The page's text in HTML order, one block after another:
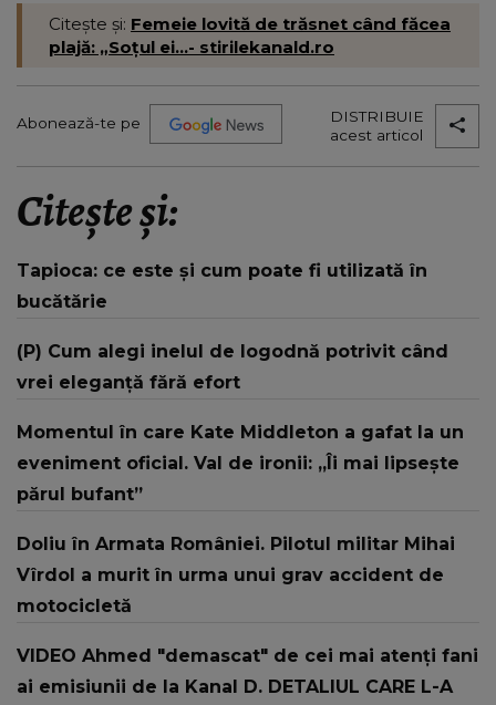
Citește și: Femeie lovită de trăsnet când făcea
plajă: „Soțul ei...- stirilekanald.ro
Abonează-te pe
DISTRIBUIE
acest articol
Citește și:
Tapioca: ce este și cum poate fi utilizată în
bucătărie
(P) Cum alegi inelul de logodnă potrivit când
vrei eleganță fără efort
Momentul în care Kate Middleton a gafat la un
eveniment oficial. Val de ironii: „Îi mai lipsește
părul bufant”
Doliu în Armata României. Pilotul militar Mihai
Vîrdol a murit în urma unui grav accident de
motocicletă
VIDEO Ahmed "demascat" de cei mai atenți fani
ai emisiunii de la Kanal D. DETALIUL CARE L-A